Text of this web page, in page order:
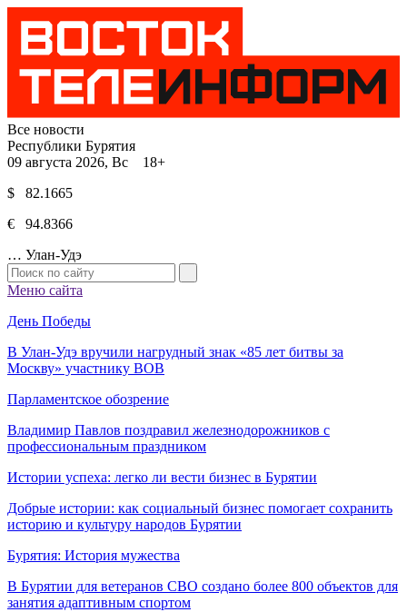
Все новости
Республики Бурятия
09 августа 2026, Вс 18+
$ 82.1665
€ 94.8366
… Улан-Удэ
Меню сайта
День Победы
В Улан-Удэ вручили нагрудный знак «85 лет битвы за
Москву» участнику ВОВ
Парламентское обозрение
Владимир Павлов поздравил железнодорожников с
профессиональным праздником
Истории успеха: легко ли вести бизнес в Бурятии
Добрые истории: как социальный бизнес помогает сохранить
историю и культуру народов Бурятии
Бурятия: История мужества
В Бурятии для ветеранов СВО создано более 800 объектов для
занятия адаптивным спортом